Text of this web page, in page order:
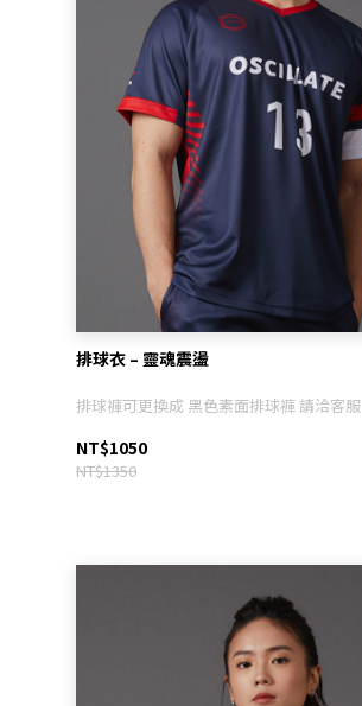
排球衣 – 靈魂震盪
排球褲可更換成 黑色素面排球褲 請洽客服
NT$1050
NT$1350